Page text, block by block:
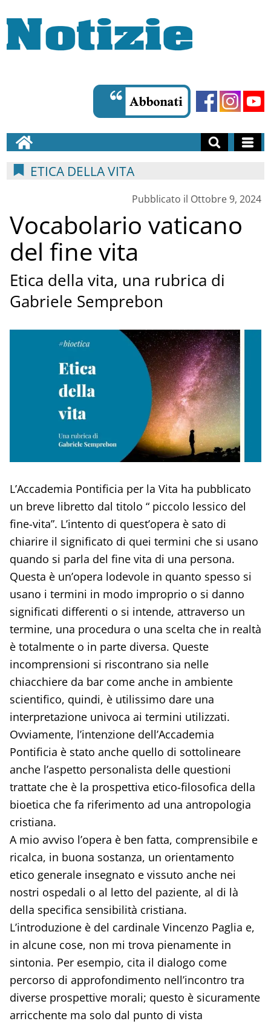
ETICA DELLA VITA
Pubblicato il Ottobre 9, 2024
Vocabolario vaticano
del fine vita
Etica della vita, una rubrica di
Gabriele Semprebon
L’Accademia Pontificia per la Vita ha pubblicato
un breve libretto dal titolo “ piccolo lessico del
fine-vita”. L’intento di quest’opera è sato di
chiarire il significato di quei termini che si usano
quando si parla del fine vita di una persona.
Questa è un’opera lodevole in quanto spesso si
usano i termini in modo improprio o si danno
significati differenti o si intende, attraverso un
termine, una procedura o una scelta che in realtà
è totalmente o in parte diversa. Queste
incomprensioni si riscontrano sia nelle
chiacchiere da bar come anche in ambiente
scientifico, quindi, è utilissimo dare una
interpretazione univoca ai termini utilizzati.
Ovviamente, l’intenzione dell’Accademia
Pontificia è stato anche quello di sottolineare
anche l’aspetto personalista delle questioni
trattate che è la prospettiva etico-filosofica della
bioetica che fa riferimento ad una antropologia
cristiana.
A mio avviso l’opera è ben fatta, comprensibile e
ricalca, in buona sostanza, un orientamento
etico generale insegnato e vissuto anche nei
nostri ospedali o al letto del paziente, al di là
della specifica sensibilità cristiana.
L’introduzione è del cardinale Vincenzo Paglia e,
in alcune cose, non mi trova pienamente in
sintonia. Per esempio, cita il dialogo come
percorso di approfondimento nell’incontro tra
diverse prospettive morali; questo è sicuramente
arricchente ma solo dal punto di vista